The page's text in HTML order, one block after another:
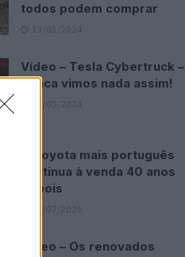
todos podem comprar
13/03/2024
Vídeo – Tesla Cybertruck –
Nunca vimos nada assim!
13/05/2024
O Toyota mais português
continua à venda 40 anos
depois
31/07/2026
Vídeo – Os renovados